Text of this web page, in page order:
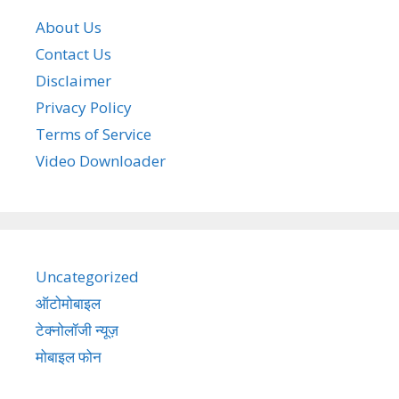
About Us
Contact Us
Disclaimer
Privacy Policy
Terms of Service
Video Downloader
Uncategorized
ऑटोमोबाइल
टेक्नोलॉजी न्यूज़
मोबाइल फोन